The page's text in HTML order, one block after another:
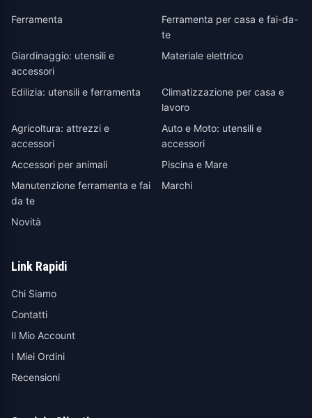
Ferramenta
Ferramenta per casa e fai-da-
te
Giardinaggio: utensili e
accessori
Materiale elettrico
Edilizia: utensili e ferramenta
Climatizzazione per casa e
lavoro
Agricoltura: attrezzi e
accessori
Auto e Moto: utensili e
accessori
Accessori per animali
Piscina e Mare
Manutenzione ferramenta e fai
da te
Marchi
Novità
Link Rapidi
Chi Siamo
Contatti
Il Mio Account
I Miei Ordini
Recensioni